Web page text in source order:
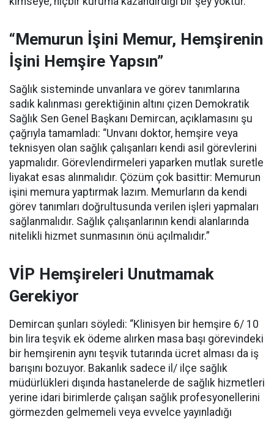
“Memurun İşini Memur, Hemşirenin
İşini Hemşire Yapsın”
Sağlık sisteminde unvanlara ve görev tanımlarına
sadık kalınması gerektiğinin altını çizen Demokratik
Sağlık Sen Genel Başkanı Demircan, açıklamasını şu
çağrıyla tamamladı: “Unvanı doktor, hemşire veya
teknisyen olan sağlık çalışanları kendi asil görevlerini
yapmalıdır. Görevlendirmeleri yaparken mutlak suretle
liyakat esas alınmalıdır. Çözüm çok basittir: Memurun
işini memura yaptırmak lazım. Memurların da kendi
görev tanımları doğrultusunda verilen işleri yapmaları
sağlanmalıdır. Sağlık çalışanlarının kendi alanlarında
nitelikli hizmet sunmasının önü açılmalıdır.”
VİP Hemşireleri Unutmamak
Gerekiyor
Demircan şunları söyledi: “Klinisyen bir hemşire 6/ 10
bin lira teşvik ek ödeme alırken masa başı görevindeki
bir hemşirenin aynı teşvik tutarında ücret alması da iş
barışını bozuyor. Bakanlık sadece il/ ilçe sağlık
müdürlükleri dışında hastanelerde de sağlık hizmetleri
yerine idari birimlerde çalışan sağlık profesyonellerini
görmezden gelmemeli veya evvelce yayınladığı